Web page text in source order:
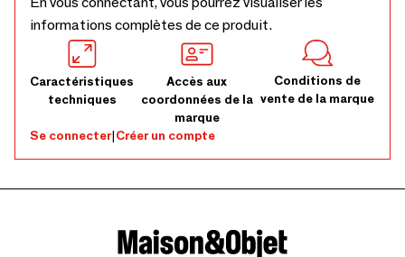
informations complètes de ce produit.
Caractéristiques
techniques
Accès aux
coordonnées de la
marque
Conditions de
vente de la marque
Se connecter|Créer un compte